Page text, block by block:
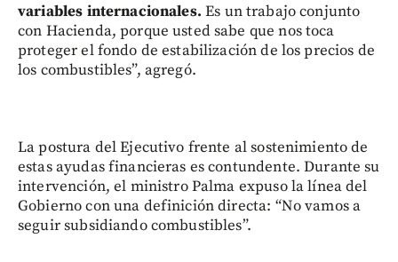
variables internacionales. Es un trabajo conjunto
con Hacienda, porque usted sabe que nos toca
proteger el fondo de estabilización de los precios de
los combustibles”, agregó.
La postura del Ejecutivo frente al sostenimiento de
estas ayudas financieras es contundente. Durante su
intervención, el ministro Palma expuso la línea del
Gobierno con una definición directa: “No vamos a
seguir subsidiando combustibles”.